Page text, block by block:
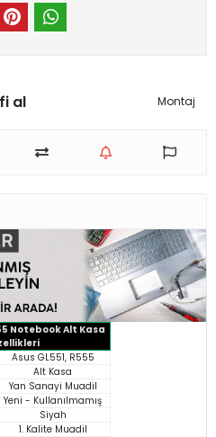
al Montaj
Notebook Alt Kasa
Asus GL551, R555
Alt Kasa
Yan Sanayi Muadil
Yeni - Kullanılmamış
Siyah
1. Kalite Muadil